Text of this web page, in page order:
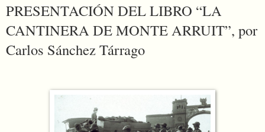
PRESENTACIÓN DEL LIBRO “LA
CANTINERA DE MONTE ARRUIT”, por
Carlos Sánchez Tárrago